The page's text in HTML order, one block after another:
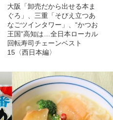
大阪「卸売だから出せる本ま
ぐろ」、三重「そびえ立つあ
なごツインタワー」、“かつお
王国”高知は…全日本ローカル
回転寿司チェーンベスト
15〈西日本編〉